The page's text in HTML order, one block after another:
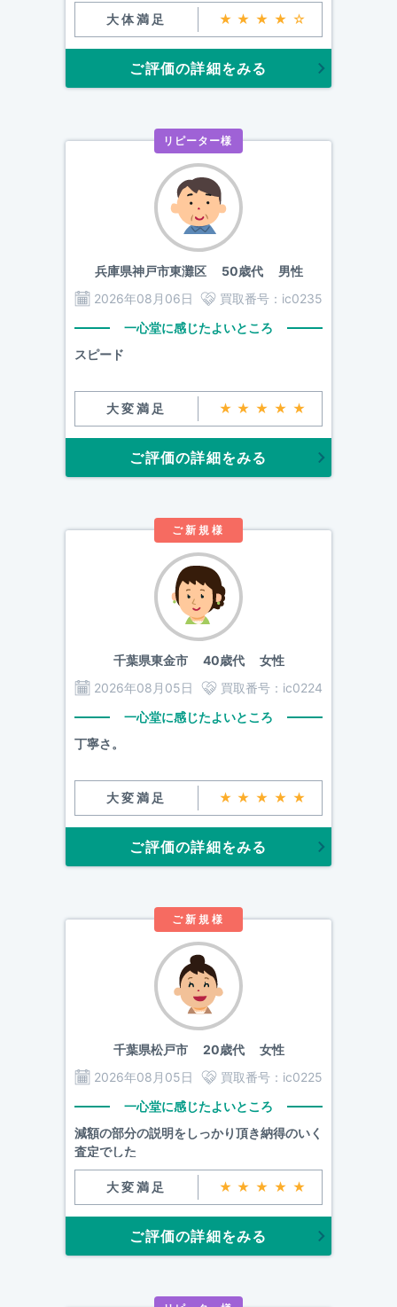
大体満足 ★★★★☆
ご評価の詳細をみる
リピーター様
兵庫県神戸市東灘区50歳代 男性
2026年08月06日
買取番号： ic0235
一心堂に感じたよいところ
スピード
大変満足 ★★★★★
ご評価の詳細をみる
ご新規様
千葉県東金市40歳代 女性
2026年08月05日
買取番号： ic0224
一心堂に感じたよいところ
丁寧さ。
大変満足 ★★★★★
ご評価の詳細をみる
ご新規様
千葉県松戸市20歳代 女性
2026年08月05日
買取番号： ic0225
一心堂に感じたよいところ
減額の部分の説明をしっかり頂き納得のいく
査定でした
大変満足 ★★★★★
ご評価の詳細をみる